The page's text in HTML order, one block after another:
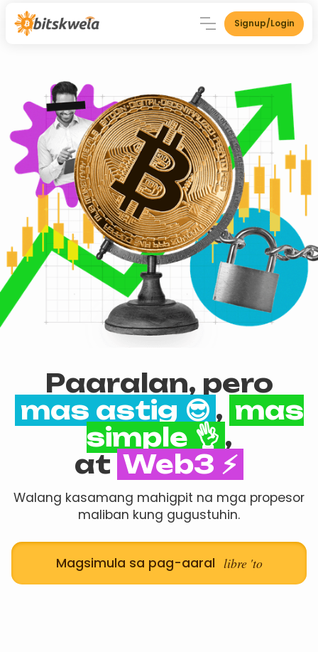
Signup/Login
Paaralan, pero
mas astig 😎 , mas
simple 👌 ,
at Web3 ⚡
Walang kasamang mahigpit na mga propesor
maliban kung gugustuhin.
Magsimula sa pag-aaral libre 'to